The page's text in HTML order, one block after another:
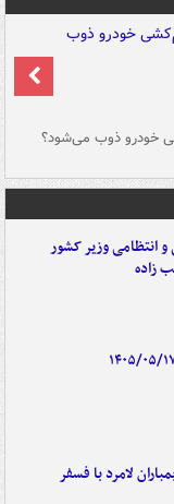
خودرو ذوب می‌شود؟
انتظامی وزیر کشور
زاده
لامرد با فسفر